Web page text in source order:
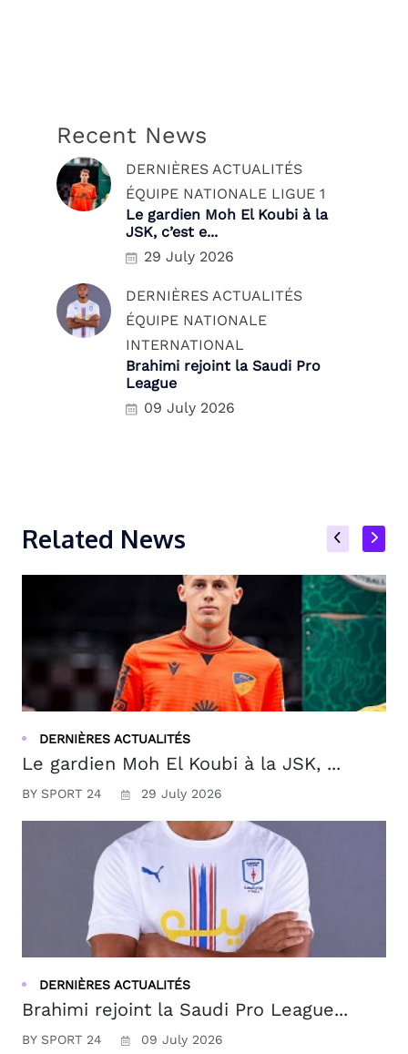
Recent News
DERNIÈRES ACTUALITÉS
ÉQUIPE NATIONALE LIGUE 1
Le gardien Moh El Koubi à la
JSK, c’est e...
29 July 2026
DERNIÈRES ACTUALITÉS
ÉQUIPE NATIONALE
INTERNATIONAL
Brahimi rejoint la Saudi Pro
League
09 July 2026
Related News
DERNIÈRES ACTUALITÉS
Le gardien Moh El Koubi à la JSK, ...
BY SPORT 24 29 July 2026
DERNIÈRES ACTUALITÉS
Brahimi rejoint la Saudi Pro League...
BY SPORT 24 09 July 2026